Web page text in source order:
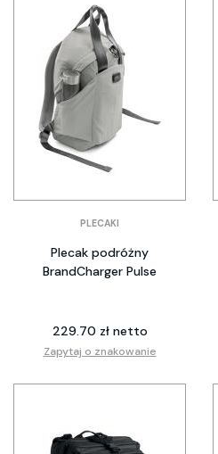
PLECAKI
Plecak podróżny
BrandCharger Pulse
229.70 zł netto
Zapytaj o znakowanie